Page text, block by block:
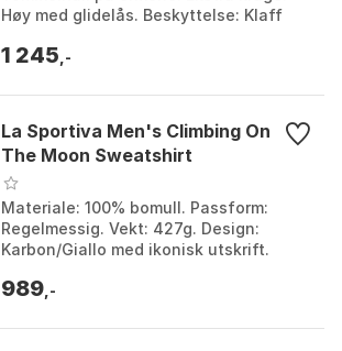
Høy med glidelås. Beskyttelse: Klaff
mud, Magnes...
1 245 ,-
La Sportiva Men's Climbing On
The Moon Sweatshirt
Materiale: 100% bomull. Passform:
Regelmessig. Vekt: 427g. Design:
Karbon/Giallo med ikonisk utskrift.
Turchese/giallo, Viola...
989 ,-